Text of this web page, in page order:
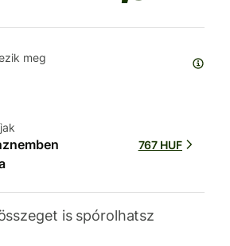
meg
767 HUF
is spórolhatsz